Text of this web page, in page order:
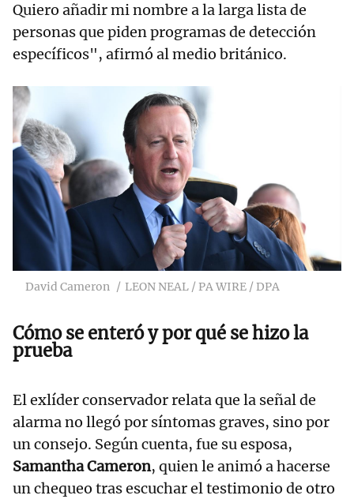
Quiero añadir mi nombre a la larga lista de
personas que piden programas de detección
específicos", afirmó al medio británico.
RELACIONADAS
Osakidetza
incorpora la
cirugía robótica en
la lucha contra el
cáncer de pulmón
David Cameron LEON NEAL / PA WIRE / DPA
Cómo se enteró y por qué se hizo la
prueba
El exlíder conservador relata que la señal de
alarma no llegó por síntomas graves, sino por
un consejo. Según cuenta, fue su esposa,
Samantha Cameron, quien le animó a hacerse
un chequeo tras escuchar el testimonio de otro